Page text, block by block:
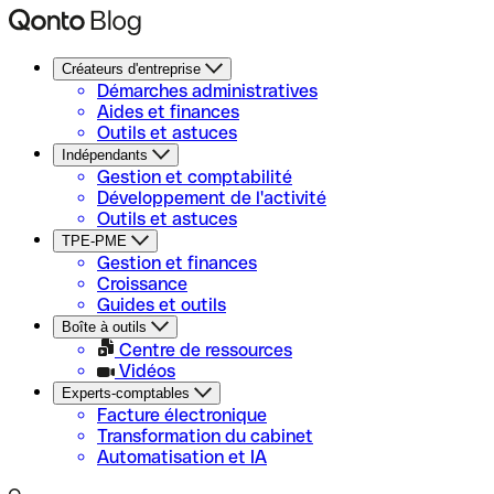
Créateurs d'entreprise
Démarches administratives
Aides et finances
Outils et astuces
Indépendants
Gestion et comptabilité
Développement de l'activité
Outils et astuces
TPE-PME
Gestion et finances
Croissance
Guides et outils
Boîte à outils
Centre de ressources
Vidéos
Experts-comptables
Facture électronique
Transformation du cabinet
Automatisation et IA